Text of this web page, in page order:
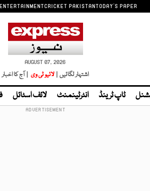
CRICKET PAKISTANTODAY'S PAPER
AUGUST 07, 2026
اشتہار لگائیں | لائیو ٹی وی | آج کا اخبار
ٹاپ ٹرینڈ انٹرٹینمنٹ لائف اسٹائل